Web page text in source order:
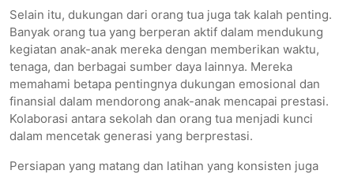
Selain itu, dukungan dari orang tua juga tak kalah penting.
Banyak orang tua yang berperan aktif dalam mendukung
kegiatan anak-anak mereka dengan memberikan waktu,
tenaga, dan berbagai sumber daya lainnya. Mereka
memahami betapa pentingnya dukungan emosional dan
finansial dalam mendorong anak-anak mencapai prestasi.
Kolaborasi antara sekolah dan orang tua menjadi kunci
dalam mencetak generasi yang berprestasi.
Persiapan yang matang dan latihan yang konsisten juga